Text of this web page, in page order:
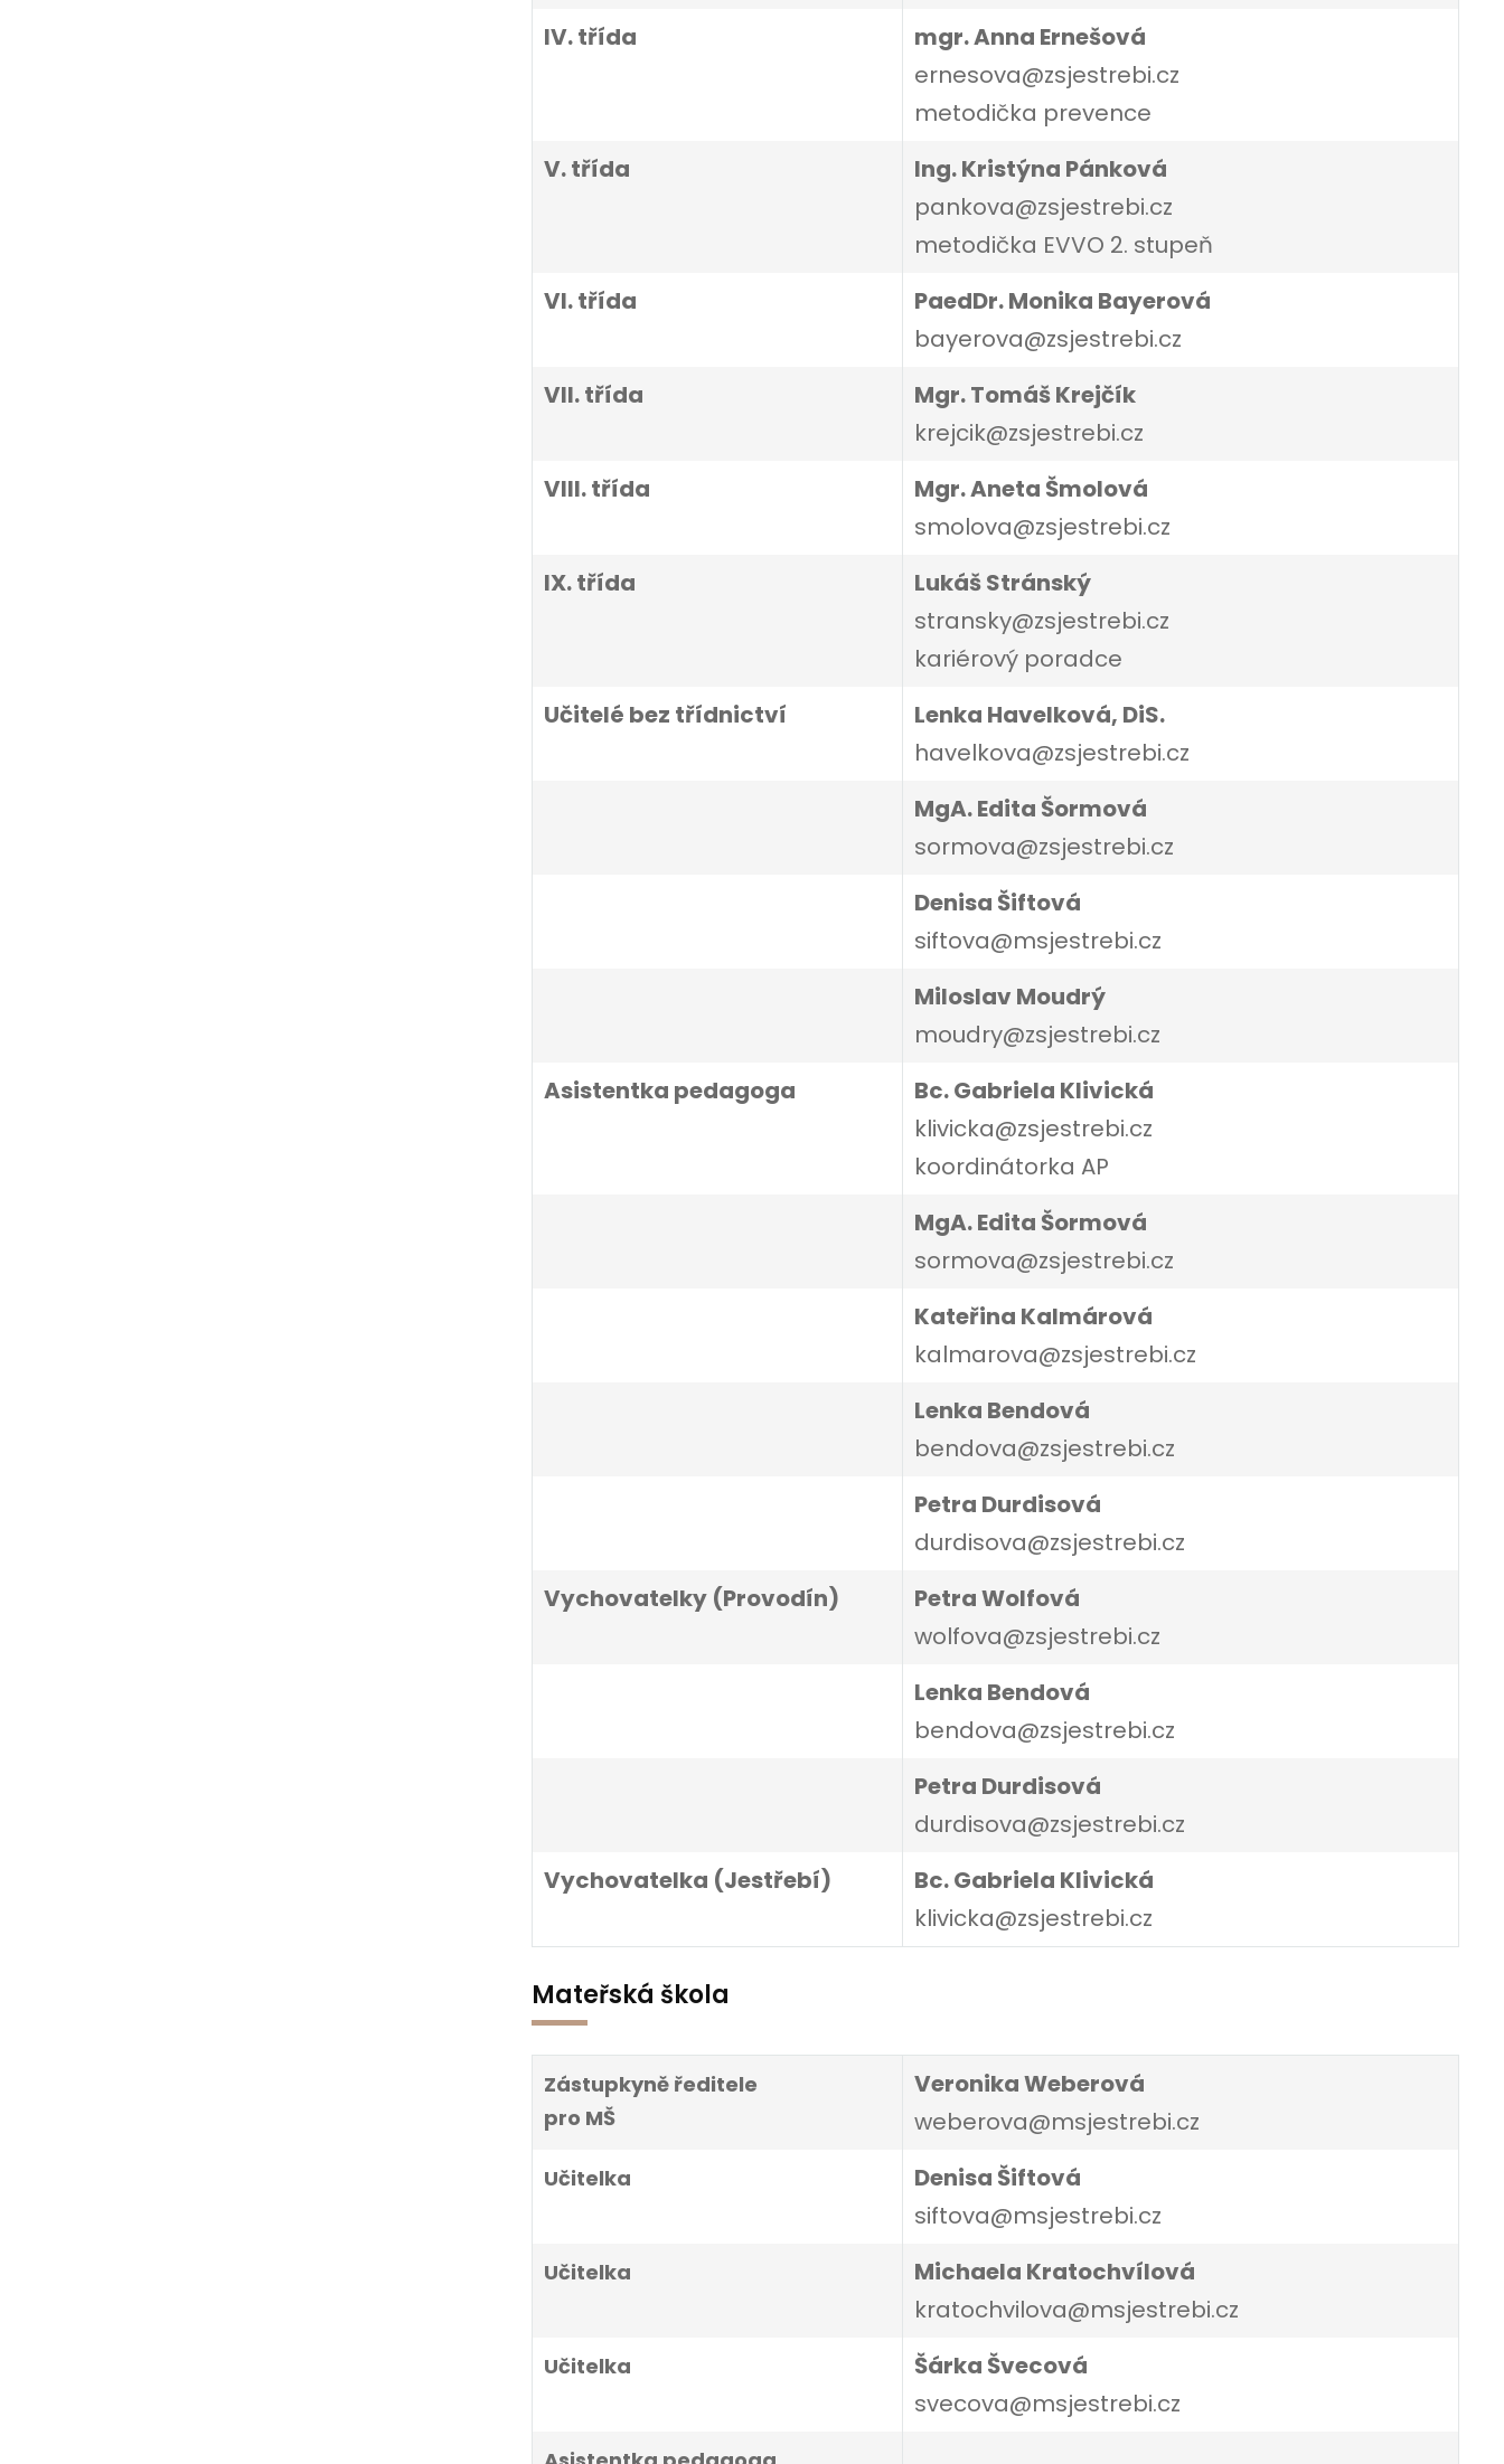
IV. třída
mgr. Anna Ernešová
ernesova@zsjestrebi.cz
metodička prevence
V. třída
Ing. Kristýna Pánková
pankova@zsjestrebi.cz
metodička EVVO 2. stupeň
VI. třída
PaedDr. Monika Bayerová
bayerova@zsjestrebi.cz
VII. třída
Mgr. Tomáš Krejčík
krejcik@zsjestrebi.cz
VIII. třída
Mgr. Aneta Šmolová
smolova@zsjestrebi.cz
IX. třída
Lukáš Stránský
stransky@zsjestrebi.cz
kariérový poradce
Učitelé bez třídnictví
Lenka Havelková, DiS.
havelkova@zsjestrebi.cz
MgA. Edita Šormová
sormova@zsjestrebi.cz
Denisa Šiftová
siftova@msjestrebi.cz
Miloslav Moudrý
moudry@zsjestrebi.cz
Asistentka pedagoga
Bc. Gabriela Klivická
klivicka@zsjestrebi.cz
koordinátorka AP
MgA. Edita Šormová
sormova@zsjestrebi.cz
Kateřina Kalmárová
kalmarova@zsjestrebi.cz
Lenka Bendová
bendova@zsjestrebi.cz
Petra Durdisová
durdisova@zsjestrebi.cz
Vychovatelky (Provodín)
Petra Wolfová
wolfova@zsjestrebi.cz
Lenka Bendová
bendova@zsjestrebi.cz
Petra Durdisová
durdisova@zsjestrebi.cz
Vychovatelka (Jestřebí)
Bc. Gabriela Klivická
klivicka@zsjestrebi.cz
Mateřská škola
Zástupkyně ředitele
pro MŠ
Veronika Weberová
weberova@msjestrebi.cz
Učitelka
Denisa Šiftová
siftova@msjestrebi.cz
Učitelka
Michaela Kratochvílová
kratochvilova@msjestrebi.cz
Učitelka
Šárka Švecová
svecova@msjestrebi.cz